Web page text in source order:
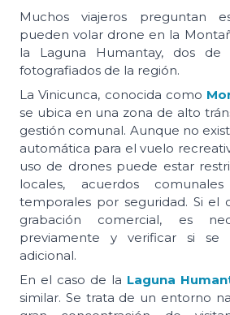
Muchos viajeros preguntan
pueden volar drone en la
la Laguna Humantay, dos de
fotografiados de la región.
La Vinicunca, conocida como
se ubica en una zona de alto
gestión comunal. Aunque no
automática para el vuelo
uso de drones puede estar
locales, acuerdos
temporales por seguridad. Si el
grabación comercial, es
previamente y verificar si se
adicional.
En el caso de la Laguna
similar. Se trata de un entorno